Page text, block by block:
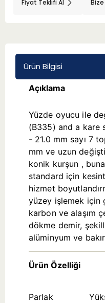
Fiyat Teklifi Al Bize
Ürün Bilgisi
Açıklama
Yüzde oyucu ile
(B335) and a kare
- 21.0 mm sayı 7
mm ve uzun
konik kurşun ,
standard için
hizmet
yüzey işlemek için
karbon ve alaşım
dökme demir,
alüminyum ve
Ürün Özelliği
Parlak